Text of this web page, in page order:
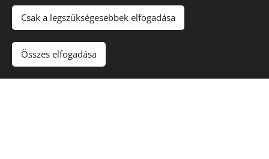
Északi Dézsa
Kezdőlap
Impresszum
Adatkezelési tájékoztató
Csak a legszükségesebbek elfogadása
Összes elfogadása